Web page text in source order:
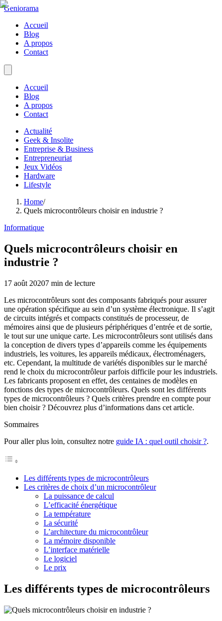
Geniorama
Accueil
Blog
A propos
Contact
Accueil
Blog
A propos
Contact
Actualité
Geek & Insolite
Entreprise & Business
Entrepreneuriat
Jeux Vidéos
Hardware
Lifestyle
Home/
Quels microcontrôleurs choisir en industrie ?
Informatique
Quels microcontrôleurs choisir en
industrie ?
17 août 20207 min de lecture
Les microcontrôleurs sont des composants fabriqués pour assurer
une opération spécifique au sein d’un système électronique. Il s’agit
de circuits intégrés et compacts constitués de processeur, de
mémoires ainsi que de plusieurs périphériques d’entrée et de sortie,
le tout sur une unique carte. Les microcontrôleurs sont utilisés dans
la conception de divers types d’appareils comme les équipements
industriels, les voitures, les appareils médicaux, électroménagers,
etc. Cependant, la multitude de variétés disponibles sur le marché
rend le choix du microcontrôleur parfois difficile pour les industriels.
Les fabricants proposent en effet, des centaines de modèles en
fonctions des types de microcontrôleurs. Quels sont les différents
types de microcontrôleurs ? Quels critères prendre en compte pour
bien choisir ? Découvrez plus d’informations dans cet article.
Sommaires
Pour aller plus loin, consultez notre guide IA : quel outil choisir ?.
Les différents types de microcontrôleurs
Les critères de choix d’un microcontrôleur
La puissance de calcul
L’efficacité énergétique
La température
La sécurité
L’architecture du microcontrôleur
La mémoire disponible
L’interface matérielle
Le logiciel
Le prix
Les différents types de microcontrôleurs